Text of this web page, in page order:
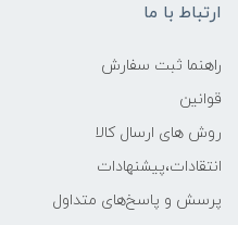
ارتباط با ما
راهنما ثبت سفارش
قوانین
روش های ارسال کالا
انتقادات،پیشنهادات
پرسش و پاسخ‌های متداول